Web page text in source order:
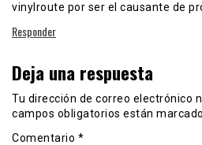
vinylroute por ser el causante de
Responder
Deja una respuesta
Tu dirección de correo electrónico
campos obligatorios están
Comentario *